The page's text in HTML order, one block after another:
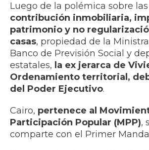
Luego de la polémica sobre las
contribución inmobiliaria,
patrimonio y no
casas, propiedad de la
Banco de Previsión Social y
estatales, la ex jerarca de
Ordenamiento territorial,
del Poder Ejecutivo.
Cairo, pertenece al
Participación Popular (MPP),
comparte con el Primer